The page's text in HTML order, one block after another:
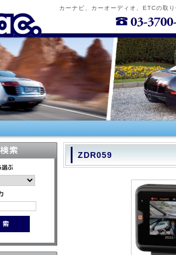
カーナビ、カーオーディオ、ETCの取
ZDR059